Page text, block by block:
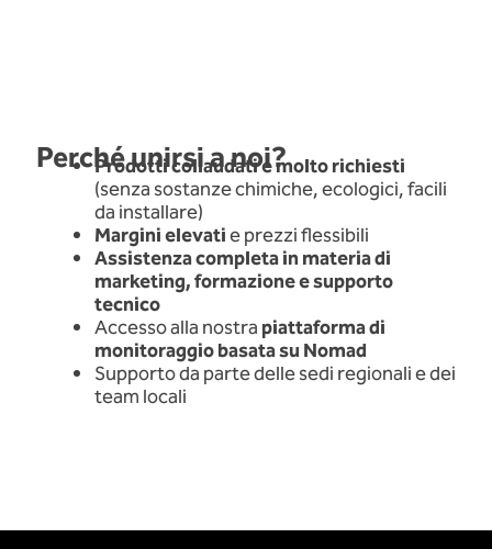
Perché unirsi a noi?
Prodotti collaudati e molto richiesti
(senza sostanze chimiche, ecologici, facili
da installare)
Margini elevatie prezzi flessibili
Assistenza completa in materia di
marketing, formazione e supporto
tecnico
Accesso alla nostrapiattaforma di
monitoraggio basata su Nomad
Supporto da parte delle sedi regionali e dei
team locali